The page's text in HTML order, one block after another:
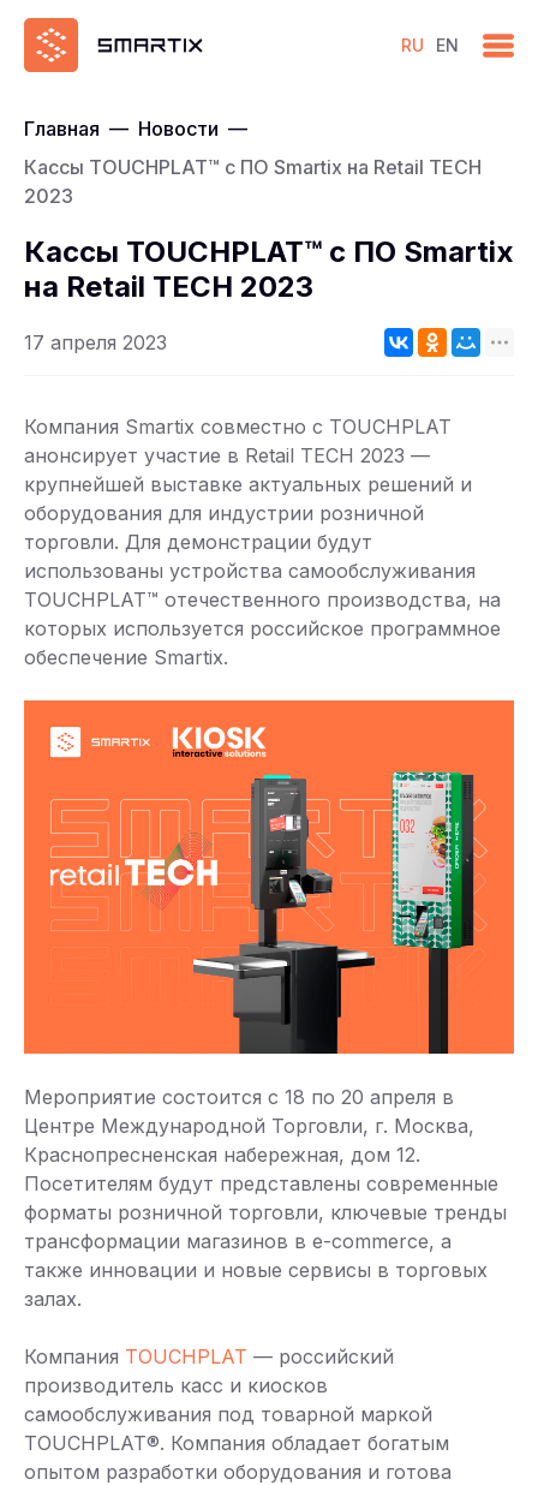
RU EN
Главная — Новости —
Кассы TOUCHPLAT™ с ПО Smartix на Retail TECH
2023
Кассы TOUCHPLAT™ с ПО Smartix
на Retail TECH 2023
17 апреля 2023
Компания Smartix совместно с TOUCHPLAT
анонсирует участие в Retail TECH 2023 —
крупнейшей выставке актуальных решений и
оборудования для индустрии розничной
торговли. Для демонстрации будут
использованы устройства самообслуживания
TOUCHPLAT™ отечественного производства, на
которых используется российское программное
обеспечение Smartix.
Мероприятие состоится с 18 по 20 апреля в
Центре Международной Торговли, г. Москва,
Краснопресненская набережная, дом 12.
Посетителям будут представлены современные
форматы розничной торговли, ключевые тренды
трансформации магазинов в e-commerce, а
также инновации и новые сервисы в торговых
залах.
Компания TOUCHPLAT — российский
производитель касс и киосков
самообслуживания под товарной маркой
TOUCHPLAT®. Компания обладает богатым
опытом разработки оборудования и готова